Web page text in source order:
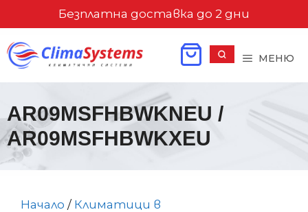
съдържанието
Безплатна доставка до 2 дни
МЕНЮ
AR09MSFHBWKNEU /
AR09MSFHBWKXEU
Начало / Климатици в